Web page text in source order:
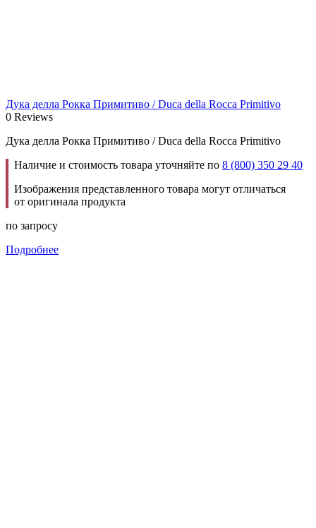
Дука делла Рокка Примитиво / Duca della Rocca Primitivo
0 Reviews
Дука делла Рокка Примитиво / Duca della Rocca Primitivo
Наличие и стоимость товара уточняйте по 8 (800) 350 29 40
Изображения представленного товара могут отличаться
от оригинала продукта
по запросу
Подробнее